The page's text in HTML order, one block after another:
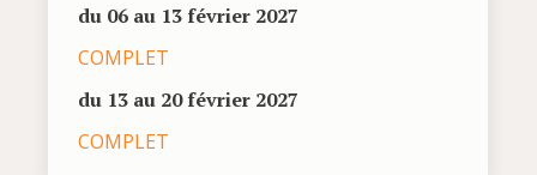
du 06 au 13 février 2027
COMPLET
du 13 au 20 février 2027
COMPLET